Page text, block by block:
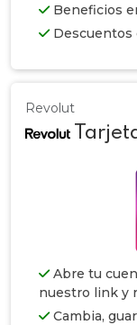
Beneficios
Descuentos
Revolut
Abre tu
nuestro link y
Cambia,